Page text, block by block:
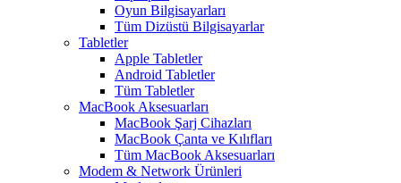
Oyun Bilgisayarları
Tüm Dizüstü Bilgisayarlar
Tabletler
Apple Tabletler
Android Tabletler
Tüm Tabletler
MacBook Aksesuarları
MacBook Şarj Cihazları
MacBook Çanta ve Kılıfları
Tüm MacBook Aksesuarları
Modem & Network Ürünleri